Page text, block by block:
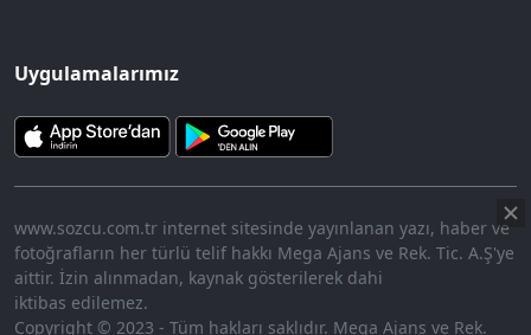
Uygulamalarımız
www.sozcu.com.tr internet sitesinde yayınlanan yazı, haber ve
fotoğrafların her türlü telif hakkı Mega Ajans ve Rek. Tic. A.Ş'ye
aittir. İzin alınmadan, kaynak gösterilerek dahi
iktibas edilemez.
Copyright © 2023 - Tüm hakları saklıdır. Mega Ajans ve Rek.